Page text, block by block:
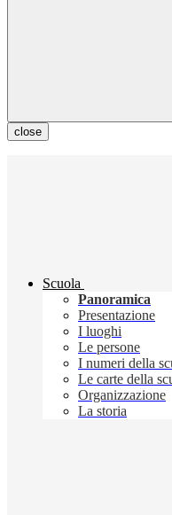
close
Scuola
Panoramica
Presentazione
I luoghi
Le persone
I numeri della
Le carte della
Organizzazione
La storia